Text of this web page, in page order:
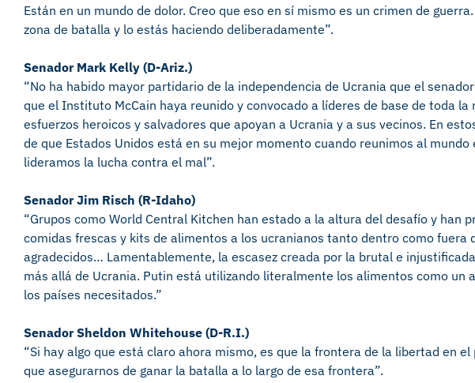
Están en un mundo de dolor. Creo que eso en sí mismo es un crimen de
zona de batalla y lo estás haciendo deliberadamente”.
Senador Mark Kelly (D-Ariz.)
“No ha habido mayor partidario de la independencia de Ucrania que el
que el Instituto McCain haya reunido y convocado a líderes de base de toda la
esfuerzos heroicos y salvadores que apoyan a Ucrania y a sus vecinos. En
de que Estados Unidos está en su mejor momento cuando reunimos al
lideramos la lucha contra el mal”.
Senador Jim Risch (R-Idaho)
“Grupos como World Central Kitchen han estado a la altura del desafío y han
comidas frescas y kits de alimentos a los ucranianos tanto dentro como fuera
agradecidos… Lamentablemente, la escasez creada por la brutal e
más allá de Ucrania. Putin está utilizando literalmente los alimentos como un
los países necesitados.”
Senador Sheldon Whitehouse (D-R.I.)
“Si hay algo que está claro ahora mismo, es que la frontera de la libertad en
que asegurarnos de ganar la batalla a lo largo de esa frontera”.